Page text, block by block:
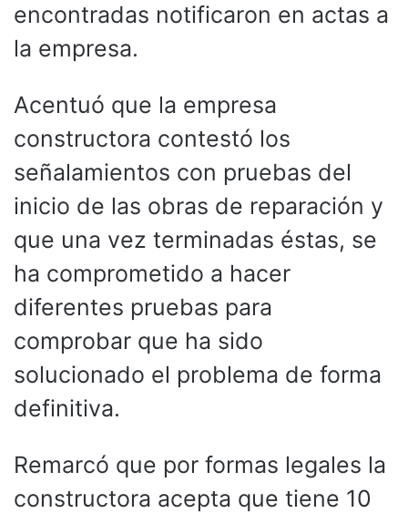
encontradas notificaron en actas a
la empresa.
Acentuó que la empresa
constructora contestó los
señalamientos con pruebas del
inicio de las obras de reparación y
que una vez terminadas éstas, se
ha comprometido a hacer
diferentes pruebas para
comprobar que ha sido
solucionado el problema de forma
definitiva.
Remarcó que por formas legales la
constructora acepta que tiene 10